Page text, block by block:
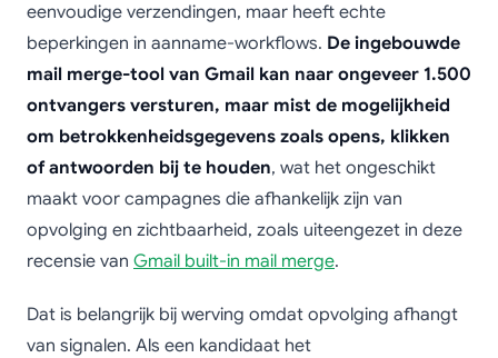
eenvoudige verzendingen, maar heeft echte
beperkingen in aanname-workflows. De ingebouwde
mail merge-tool van Gmail kan naar ongeveer 1.500
ontvangers versturen, maar mist de mogelijkheid
om betrokkenheidsgegevens zoals opens, klikken
of antwoorden bij te houden, wat het ongeschikt
maakt voor campagnes die afhankelijk zijn van
opvolging en zichtbaarheid, zoals uiteengezet in deze
recensie van Gmail built-in mail merge.
Dat is belangrijk bij werving omdat opvolging afhangt
van signalen. Als een kandidaat het